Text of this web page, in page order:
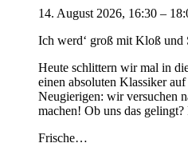
14. August 2026, 16:30 –
Ich werd‘ groß mit Kloß und
Heute schlittern wir mal in
einen absoluten Klassiker
Neugierigen: wir versuchen
machen! Ob uns das gelingt?
Frische…